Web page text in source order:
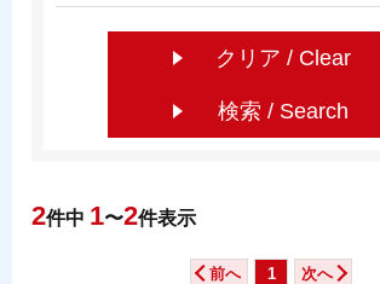
2件中 1〜2件表示
前へ 1 次へ